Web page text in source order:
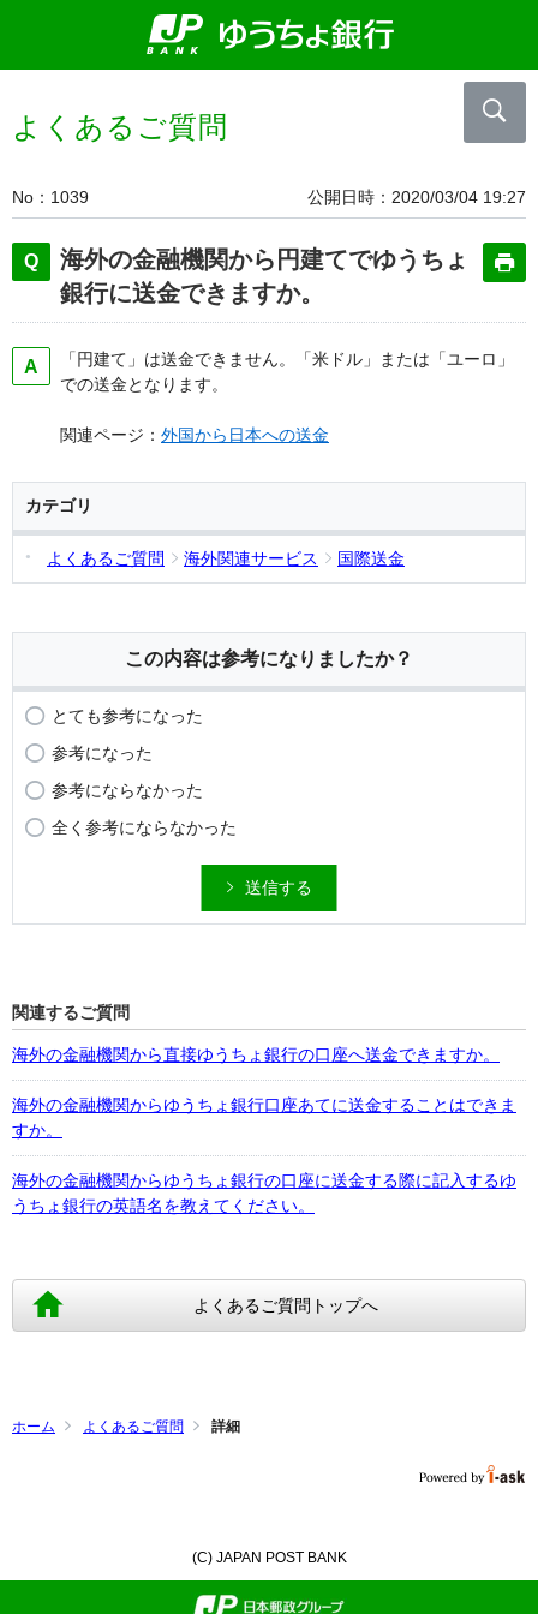
よくあるご質問
No 1039 公開日時 2020/03/04 19:27
海外の金融機関から円建てでゆうちょ
銀行に送金できますか。
「円建て」は送金できません。「米ドル」または「ユーロ」
での送金となります。
関連ページ： 外国から日本への送金
カテゴリ
よくあるご質問 海外関連サービス 国際送金
この内容は参考になりましたか？
とても参考になった
参考になった
参考にならなかった
全く参考にならなかった
送信する
関連するご質問
海外の金融機関から直接ゆうちょ銀行の口座へ送金できますか。
海外の金融機関からゆうちょ銀行口座あてに送金することはできま
すか。
海外の金融機関からゆうちょ銀行の口座に送金する際に記入するゆ
うちょ銀行の英語名を教えてください。
よくあるご質問トップへ
ホーム よくあるご質問 詳細
(C) JAPAN POST BANK